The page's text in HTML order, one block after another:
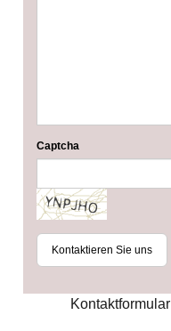
Captcha
Kontaktieren Sie uns
Kontaktformular